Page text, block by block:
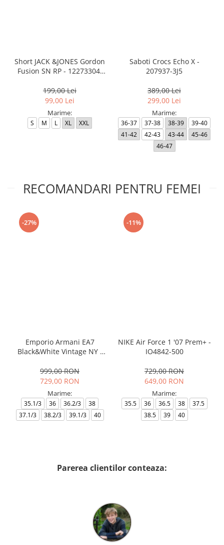
Short JACK &JONES Gordon
Fusion SN RP - 12273304-
199,00 Lei
99,00 Lei
Marime:
S M L XL XXL
Saboti Crocs Echo X -
207937-3J5
389,00 Lei
299,00 Lei
Marime:
36-37 37-38 38-39
39-40
41-42
42-43 43-44
45-46
46-47
RECOMANDARI PENTRU FEMEI
-27%
Emporio Armani EA7
Black&White Vintage NY -
999,00 RON
729,00 RON
Marime:
35.1/3 36 36.2/3
38
37.1/3
38.2/3 39.1/3 40
-11%
NIKE Air Force 1 '07 Prem+ -
IO4842-500
729,00 RON
649,00 RON
Marime:
35.5 36 36.5 38
37.5
38.5
39 40
Parerea clientilor conteaza: